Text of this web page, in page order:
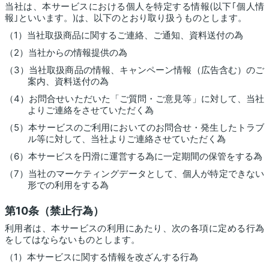
当社は、本サービスにおける個人を特定する情報(以下｢個人情
報｣といいます。)は、以下のとおり取り扱うものとします。
（1）当社取扱商品に関するご連絡、ご通知、資料送付の為
（2）当社からの情報提供の為
（3）当社取扱商品の情報、キャンペーン情報（広告含む）のご
案内、資料送付の為
（4）お問合せいただいた「ご質問・ご意見等」に対して、当社
よりご連絡をさせていただく為
（5）本サービスのご利用においてのお問合せ・発生したトラブ
ル等に対して、当社よりご連絡させていただく為
（6）本サービスを円滑に運営する為に一定期間の保管をする為
（7）当社のマーケティングデータとして、個人が特定できない
形での利用をする為
第10条（禁止行為）
利用者は、本サービスの利用にあたり、次の各項に定める行為
をしてはならないものとします。
（1）本サービスに関する情報を改ざんする行為